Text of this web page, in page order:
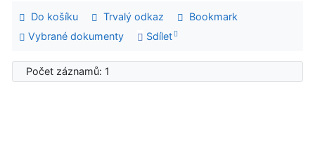
Do košíku Trvalý odkaz
Bookmark
Vybrané dokumenty
Sdílet
Počet záznamů: 1